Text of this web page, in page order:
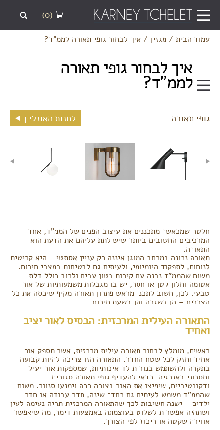
(0)
עמוד הבית/ מגזין/ איך לבחור גופי תאורה לממ"ד?
איך לבחור גופי תאורה
לממ"ד?
גופי תאורה לחנות האונליין
חלטה שמכאשר מתכננים את עיצוב הפנים של הממ"ד, אחד
המרכיבים החשובים ביותר שיש לתת עליהם את הדעת הוא
התאורה.
תאורה נכונה במרחב המוגן איננה רק עניין אסתטי – היא קריטית
לנוחות, לתפקוד היומיומי, ולעיתים גם לבטיחות במצבי חירום.
משום שהממ"ד נבנה עם קירות בטון עבים ולרוב כולל דלת
אטומה וחלון קטן או חסר, יש בו מגבלות משמעותיות של אור
טבעי. לכן, חשוב לתכנן מראש פתרון תאורה מקיף שיכסה את כל
הצרכים – הן בשגרה והן בשעת חירום.
התאורה העילית המרכזית: הבסיס לאור יציב
ואחיד
ראשית, מומלץ לבחור תאורה עילית מרכזית, אשר תספק אור
אחיד וחזק לכל שטח החדר. התאורה הזו צריכה להיות קבועה
בתקרה ולהשתמש בנורות לד איכותיות, שמספקות אור יעיל
וחסכוני באנרגיה. כדאי להעדיף גופי תאורה סגורים
ודקורטיביים, שיפיצו את האור בצורה רכה וימנעו סנוור. משום
שהממ"ד משמש לעיתים גם כחדר שינה, חדר עבודה או חדר
ילדים – ישנה חשיבות לכך שהתאורה המרכזית תהיה נעימה לעין
ושתהיה אפשרות לשלוט בעוצמתה באמצעות דימר, מה שיאפשר
אווירה שקטה או ריכוז לפי הצורך.